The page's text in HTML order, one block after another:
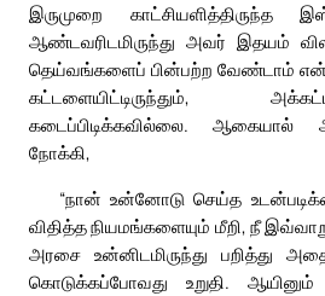
இருமுறை காட்சியளித்திருந்த
ஆண்டவரிடமிருந்து அவர் இதயம்
தெய்வங்களைப் பின்பற்ற வேண்டாம்
கட்டளையிட்டிருந்தும்,
கடைப்பிடிக்கவில்லை.
நோக்கி,
“நான் உன்னோடு செய்த
விதித்த நியமங்களையும் மீறி, நீ
அரசை உன்னிடமிருந்து பறித்து
கொடுக்கப்போவது உறுதி.